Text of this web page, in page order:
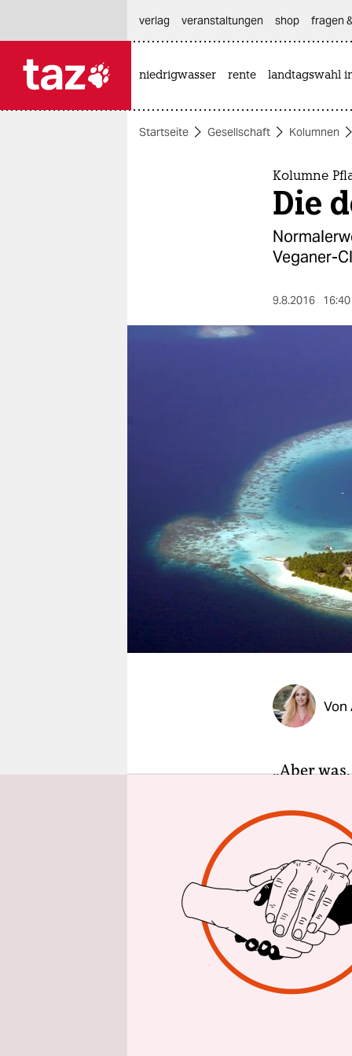
themen
veranstaltungen
shop
fragen & hilfe
verlag
veranstaltungen shop fragen
niedrigwasser rente landtagswahl
Startseite Gesellschaft Kolumnen
Kolumne
Die
Veganer-
9.8.2016
Von
„Aber
nichts
der
wie eine
wenn
Sollte der
hat eine
kurzfristig